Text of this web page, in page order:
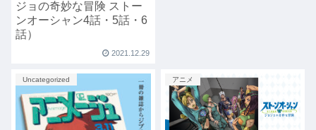
ジョの奇妙な冒険 ストー
ンオーシャン4話・5話・6
話）
2021.12.29
Uncategorized アニメ